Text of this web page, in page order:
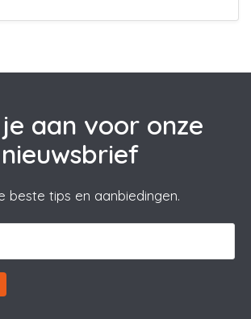
aan voor onze
nieuwsbrief
beste tips en aanbiedingen.